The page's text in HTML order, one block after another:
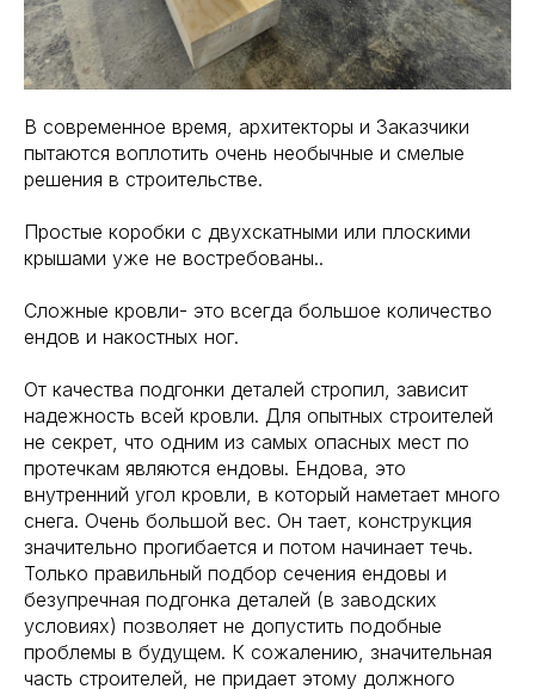
В современное время, архитекторы и Заказчики
пытаются воплотить очень необычные и смелые
решения в строительстве.
Простые коробки с двухскатными или плоскими
крышами уже не востребованы..
Сложные кровли- это всегда большое количество
ендов и накостных ног.
От качества подгонки деталей стропил, зависит
надежность всей кровли. Для опытных строителей
не секрет, что одним из самых опасных мест по
протечкам являются ендовы. Ендова, это
внутренний угол кровли, в который наметает много
снега. Очень большой вес. Он тает, конструкция
значительно прогибается и потом начинает течь.
Только правильный подбор сечения ендовы и
безупречная подгонка деталей (в заводских
условиях) позволяет не допустить подобные
проблемы в будущем. К сожалению, значительная
часть строителей, не придает этому должного